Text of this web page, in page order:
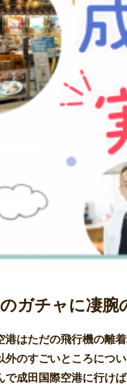
ガチャに凄腕
港はただの飛行機の離着
外のすごいところにつ
で成田国際空港に行け